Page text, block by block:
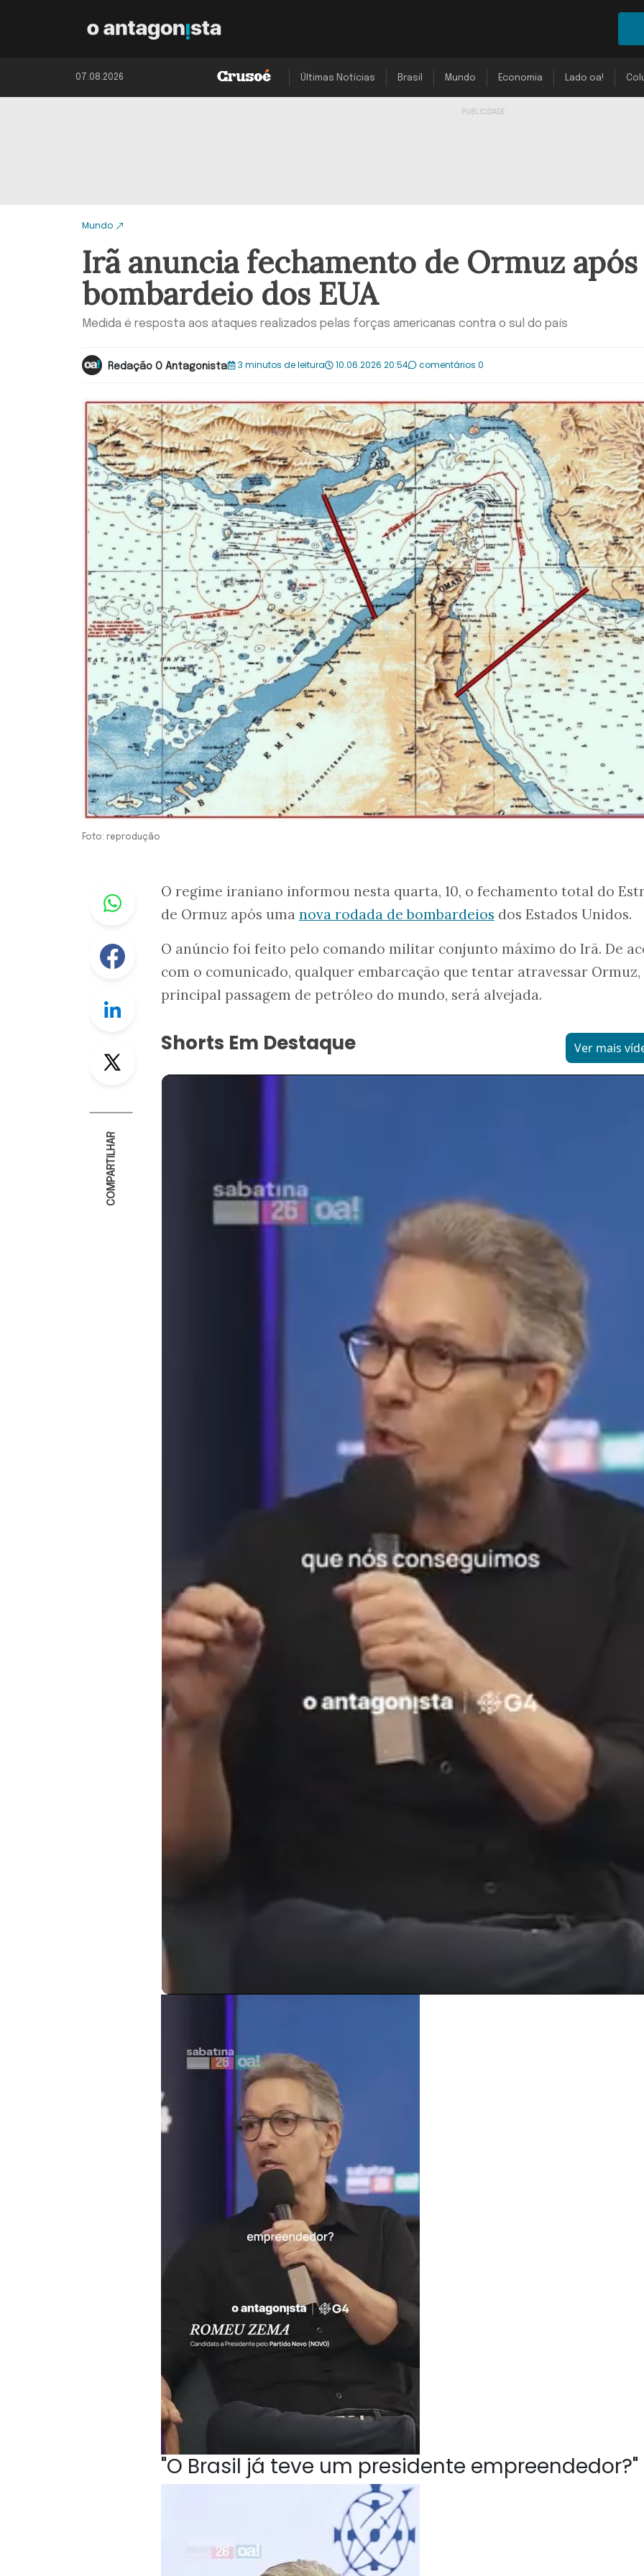
07.08.2026 Últimas Notícias Brasil Mundo Economia Lado oa!
Mundo
Irã anuncia fechamento de Ormuz após
bombardeio dos EUA
Medida é resposta aos ataques realizados pelas forças americanas contra o sul do país
Redação O Antagonista 3 minutos de leitura 10.06.2026 20:54 comentários 0
Foto: reprodução
Whastapp
Facebook
Linkedin
Twitter
COMPARTILHAR
O regime iraniano informou nesta quarta, 10, o fechamento total do
de Ormuz após uma nova rodada de bombardeios dos Estados Unidos.
O anúncio foi feito pelo comando militar conjunto máximo do Irã. De
com o comunicado, qualquer embarcação que tentar atravessar Ormuz,
principal passagem de petróleo do mundo, será alvejada.
Shorts Em Destaque Ver mais
"O Brasil já teve um presidente empreendedor?"